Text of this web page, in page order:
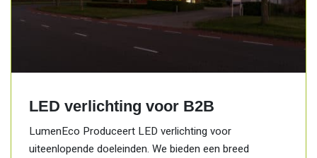
LED verlichting voor B2B
LumenEco Produceert LED verlichting voor
uiteenlopende doeleinden. We bieden een breed